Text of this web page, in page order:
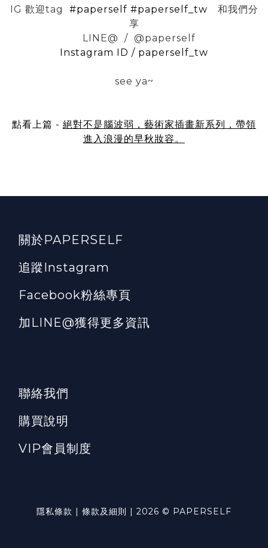
IG 歡迎tag #paperself #paperself_tw 和我們分
享
LINE@ / @paperself
Instagram ID / paperself_tw
see ya~
點看上篇 - 絕對不是腦波弱，藝術家插畫新系列，帶領
進入浪漫的早秋妝容。
關於PAPERSELF
追蹤Instagram
Facebook粉絲專頁
加LINE@獲得更多資訊
聯絡我們
購買說明
VIP會員制度
隱私條款 | 條款及細則 | 2026 © PAPERSELF